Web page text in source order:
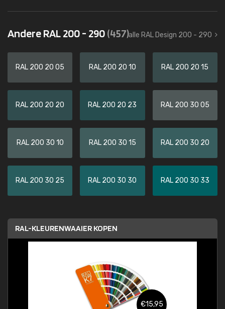
Andere RAL 200 - 290(457)alle RAL Design 200 - 290
RAL 200 20 05 RAL 200 20 10 RAL 200 20 15
RAL 200 20 20 RAL 200 20 23 RAL 200 30 05
RAL 200 30 10 RAL 200 30 15 RAL 200 30 20
RAL 200 30 25 RAL 200 30 30 RAL 200 30 33
RAL-KLEURENWAAIER KOPEN
€15,95